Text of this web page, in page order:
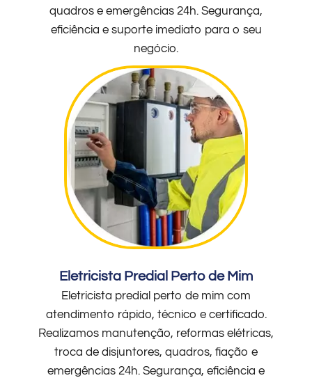
quadros e emergências 24h. Segurança,
eficiência e suporte imediato para o seu
negócio.
Eletricista Predial Perto de Mim
Eletricista predial perto de mim com
atendimento rápido, técnico e certificado.
Realizamos manutenção, reformas elétricas,
troca de disjuntores, quadros, fiação e
emergências 24h. Segurança, eficiência e